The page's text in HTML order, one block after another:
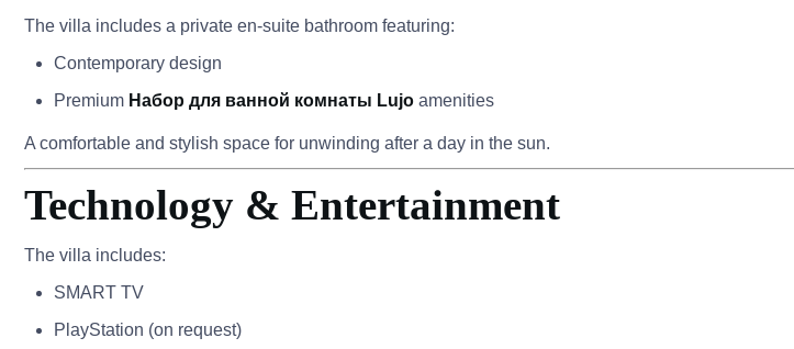
The villa includes a private en-suite bathroom featuring:
Contemporary design
Premium Набор для ванной комнаты Lujo amenities
A comfortable and stylish space for unwinding after a day in the sun.
Technology & Entertainment
The villa includes:
SMART TV
PlayStation (on request)